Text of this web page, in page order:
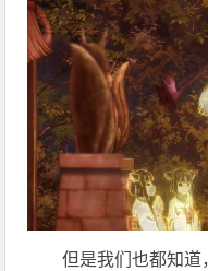
但是我们也都知道